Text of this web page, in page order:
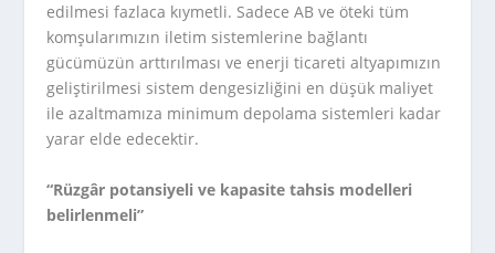
edilmesi fazlaca kıymetli. Sadece AB ve öteki tüm
komşularımızın iletim sistemlerine bağlantı
gücümüzün arttırılması ve enerji ticareti altyapımızın
geliştirilmesi sistem dengesizliğini en düşük maliyet
ile azaltmamıza minimum depolama sistemleri kadar
yarar elde edecektir.
“Rüzgâr potansiyeli ve kapasite tahsis modelleri
belirlenmeli”